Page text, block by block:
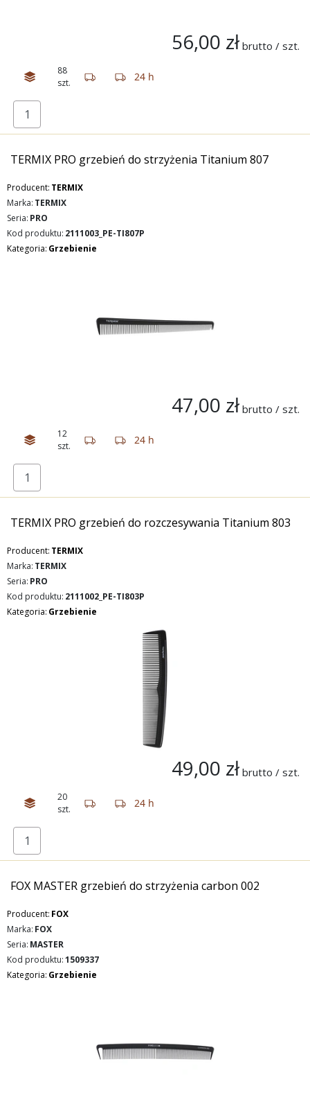
56,00 zł brutto / szt.
88
szt.
24 h
TERMIX PRO grzebień do strzyżenia Titanium 807
Producent: TERMIX
Marka: TERMIX
Seria: PRO
Kod produktu: 2111003_PE-TI807P
Kategoria: Grzebienie
47,00 zł brutto / szt.
12
szt.
24 h
TERMIX PRO grzebień do rozczesywania Titanium 803
Producent: TERMIX
Marka: TERMIX
Seria: PRO
Kod produktu: 2111002_PE-TI803P
Kategoria: Grzebienie
49,00 zł brutto / szt.
20
szt.
24 h
FOX MASTER grzebień do strzyżenia carbon 002
Producent: FOX
Marka: FOX
Seria: MASTER
Kod produktu:1509337
Kategoria: Grzebienie